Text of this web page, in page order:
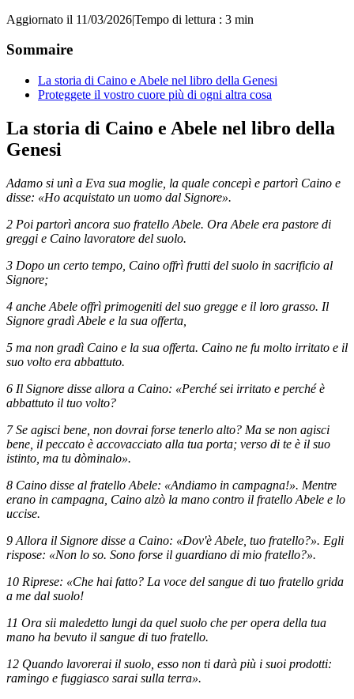
Aggiornato il 11/03/2026|Tempo di lettura : 3 min
Sommaire
La storia di Caino e Abele nel libro della Genesi
Proteggete il vostro cuore più di ogni altra cosa
La storia di Caino e Abele nel libro della
Genesi
Adamo si unì a Eva sua moglie, la quale concepì e partorì Caino e
disse: «Ho acquistato un uomo dal Signore».
2 Poi partorì ancora suo fratello Abele. Ora Abele era pastore di
greggi e Caino lavoratore del suolo.
3 Dopo un certo tempo, Caino offrì frutti del suolo in sacrificio al
Signore;
4 anche Abele offrì primogeniti del suo gregge e il loro grasso. Il
Signore gradì Abele e la sua offerta,
5 ma non gradì Caino e la sua offerta. Caino ne fu molto irritato e il
suo volto era abbattuto.
6 Il Signore disse allora a Caino: «Perché sei irritato e perché è
abbattuto il tuo volto?
7 Se agisci bene, non dovrai forse tenerlo alto? Ma se non agisci
bene, il peccato è accovacciato alla tua porta; verso di te è il suo
istinto, ma tu dòminalo».
8 Caino disse al fratello Abele: «Andiamo in campagna!». Mentre
erano in campagna, Caino alzò la mano contro il fratello Abele e lo
uccise.
9 Allora il Signore disse a Caino: «Dov'è Abele, tuo fratello?». Egli
rispose: «Non lo so. Sono forse il guardiano di mio fratello?».
10 Riprese: «Che hai fatto? La voce del sangue di tuo fratello grida
a me dal suolo!
11 Ora sii maledetto lungi da quel suolo che per opera della tua
mano ha bevuto il sangue di tuo fratello.
12 Quando lavorerai il suolo, esso non ti darà più i suoi prodotti:
ramingo e fuggiasco sarai sulla terra».